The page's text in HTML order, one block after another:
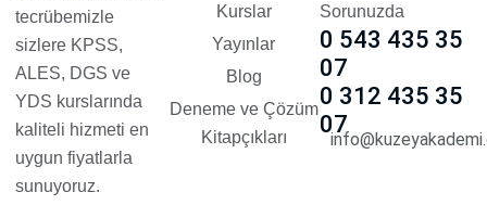
tecrübemizle
sizlere KPSS,
ALES, DGS ve
YDS kurslarında
kaliteli hizmeti en
uygun fiyatlarla
sunuyoruz.
Kurslar
Yayınlar
Blog
Deneme ve Çözüm
Kitapçıkları
Sorunuzda
0 543 435 35
07
0 312 435 35
07